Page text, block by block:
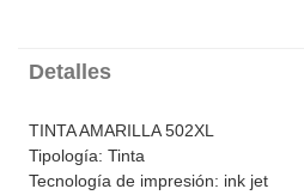
Detalles
TINTA AMARILLA 502XL
Tipología: Tinta
Tecnología de impresión: ink jet